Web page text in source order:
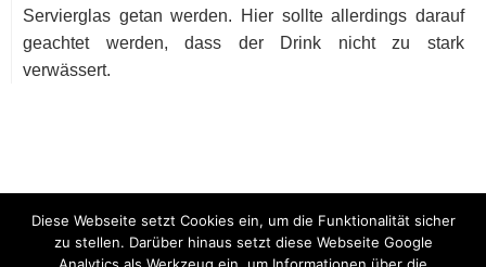
Servierglas getan werden. Hier sollte allerdings darauf
geachtet werden, dass der Drink nicht zu stark
verwässert.
Diese Webseite setzt Cookies ein, um die Funktionalität sicher
zu stellen. Darüber hinaus setzt diese Webseite Google